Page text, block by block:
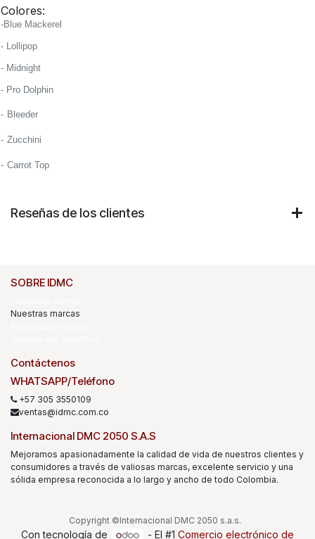
Colores:
-Blue Mackerel
- Lollipop
- Midnight
- Pro Dolphin
- Bleeder
- Zucchini
- Carrot Top
Reseñas de los clientes
SOBRE IDMC
Nuestras marcas
Contáctenos
WHATSAPP/Teléfono
+57 305 3550109
ventas@idmc.com.co
Internacional DMC 2050 S.A.S
Mejoramos apasionadamente la calidad de vida de nuestros clientes y
consumidores a través de valiosas marcas, excelente servicio y una
sólida empresa reconocida a lo largo y ancho de todo Colombia.
Copyright ©Internacional DMC 2050 s.a.s.
Con tecnología de - El #1 Comercio electrónico de